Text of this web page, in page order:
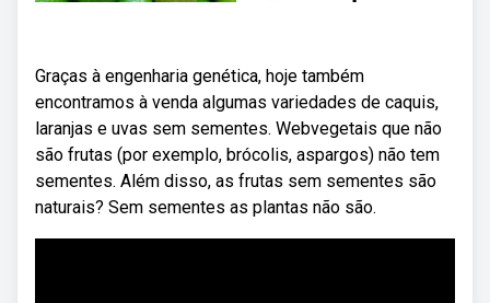
Graças à engenharia genética, hoje também
encontramos à venda algumas variedades de caquis,
laranjas e uvas sem sementes. Webvegetais que não
são frutas (por exemplo, brócolis, aspargos) não tem
sementes. Além disso, as frutas sem sementes são
naturais? Sem sementes as plantas não são.